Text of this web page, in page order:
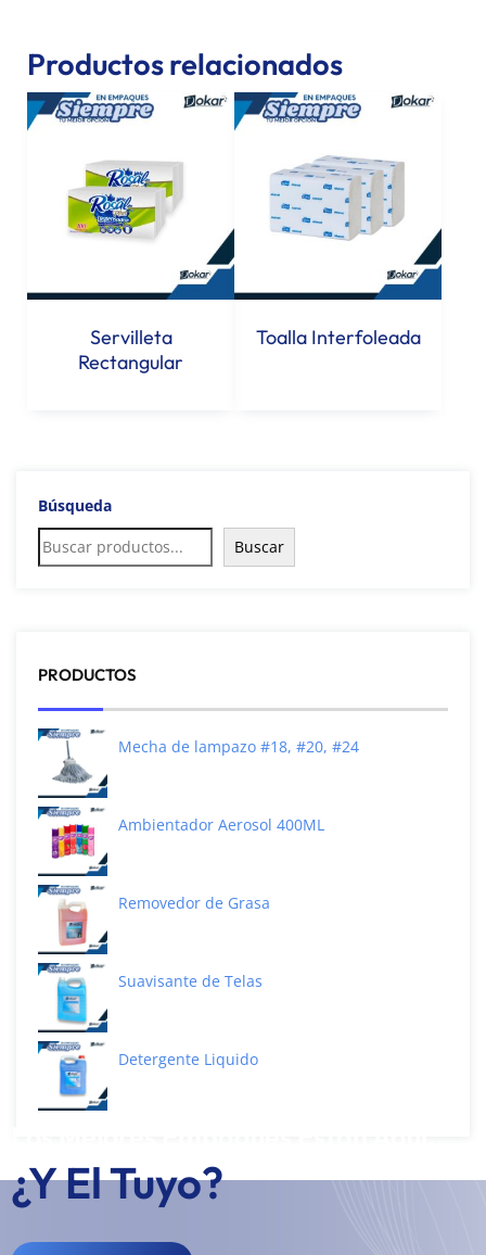
Productos relacionados
Servilleta
Rectangular
Toalla Interfoleada
Búsqueda
Buscar
PRODUCTOS
Mecha de lampazo #18, #20, #24
Ambientador Aerosol 400ML
Removedor de Grasa
Suavisante de Telas
Detergente Liquido
¿Y El Tuyo?